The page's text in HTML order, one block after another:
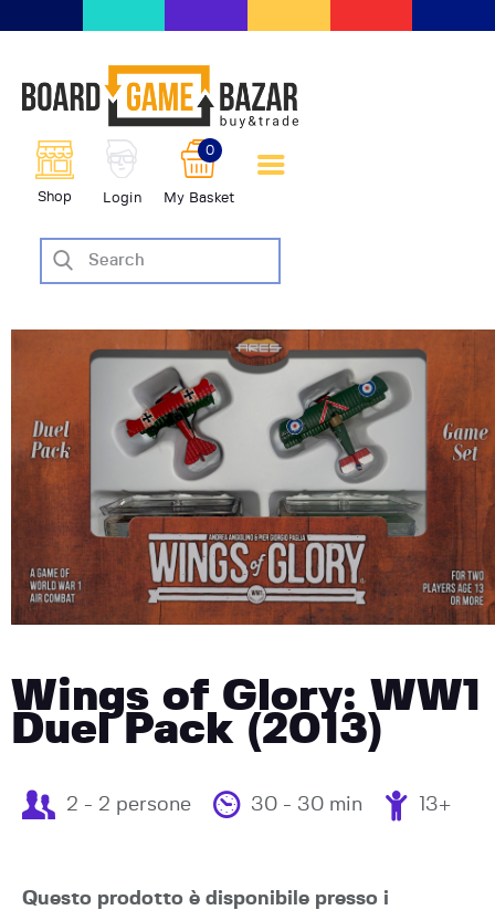
Shop Login My Basket
0
scambio giochi da tavolo
BoardGameBazar
SHOP
VENDI
CASE EDITRICI
AIUTO
BLOG-NEWS
EVENTI
Wings of Glory: WW1
Duel Pack (2013)
2 - 2 persone 30 - 30 min 13+
Questo prodotto è disponibile presso i